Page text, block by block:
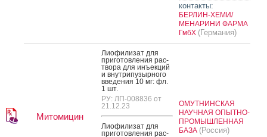
контакты:
БЕРЛИН-ХЕМИ/
МЕНАРИНИ ФАРМА
ГмбХ (Германия)
Митомицин
Ли­офи­лизат для
при­готов­ле­ния рас­
тво­ра для инъ­ек­ций
и внут­ри­пузыр­но­го
вве­дения 10 мг: фл.
1 шт.
РУ: ЛП-008836 от
21.12.23
Ли­офи­лизат для
при­готов­ле­ния рас­
ОМУТНИНСКАЯ
НАУЧНАЯ ОПЫТНО-
ПРОМЫШЛЕННАЯ
БАЗА (Россия)